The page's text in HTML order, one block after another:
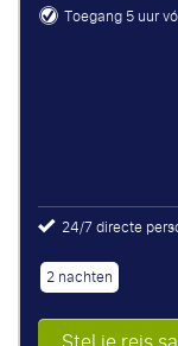
Toegang 5 uur
24/7 directe
2 nachten